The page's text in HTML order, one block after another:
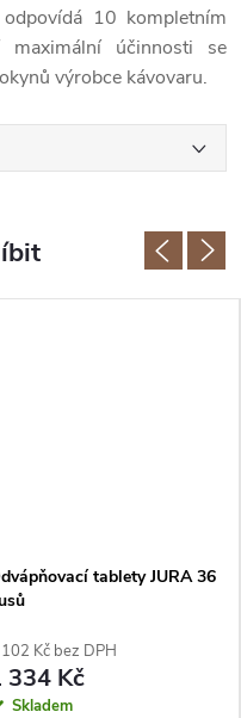
10 kompletním
účinnosti se
výrobce kávovaru.
tablety JURA 36
Kč bez DPH
334 Kč
Skladem